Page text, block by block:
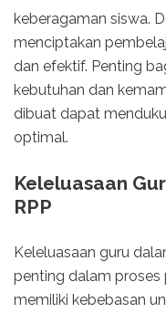
keberagaman siswa.
menciptakan
dan efektif. Penting
kebutuhan dan
dibuat dapat
optimal.
Keleluasaan
RPP
Keleluasaan guru
penting dalam proses
memiliki kebebasan